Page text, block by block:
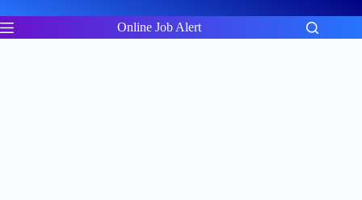
to
content
Online Job Alert